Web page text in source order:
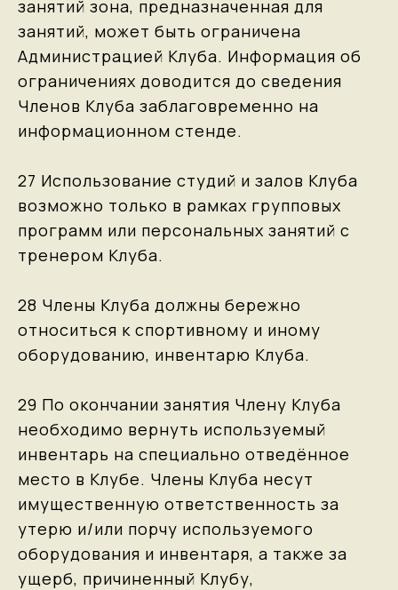
занятий зона, предназначенная для
занятий, может быть ограничена
Администрацией Клуба. Информация об
ограничениях доводится до сведения
Членов Клуба заблаговременно на
информационном стенде.
27 Использование студий и залов Клуба
возможно только в рамках групповых
программ или персональных занятий с
тренером Клуба.
28 Члены Клуба должны бережно
относиться к спортивному и иному
оборудованию, инвентарю Клуба.
29 По окончании занятия Члену Клуба
необходимо вернуть используемый
инвентарь на специально отведённое
место в Клубе. Члены Клуба несут
имущественную ответственность за
утерю и/или порчу используемого
оборудования и инвентаря, а также за
ущерб, причиненный Клубу,